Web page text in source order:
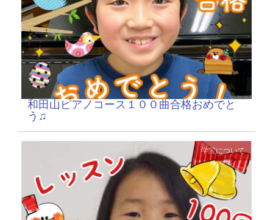
和田山ピアノコース１００曲合格おめでと
う♫
学院について